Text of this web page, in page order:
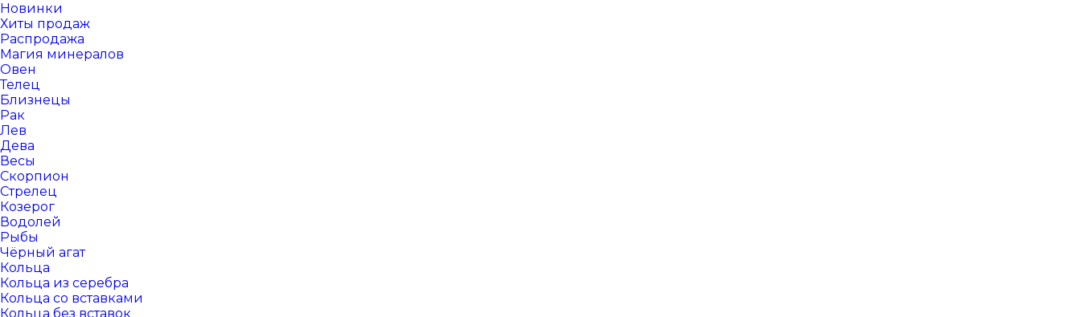
Новинки
Хиты продаж
Распродажа
Магия минералов
Овен
Телец
Близнецы
Рак
Лев
Дева
Весы
Скорпион
Стрелец
Козерог
Водолей
Рыбы
Чёрный агат
Кольца
Кольца из серебра
Кольца со вставками
Кольца без вставок